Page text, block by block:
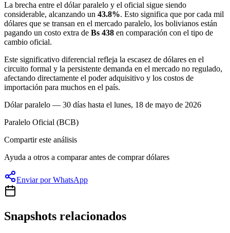
La brecha entre el dólar paralelo y el oficial sigue siendo
considerable, alcanzando un 43.8%. Esto significa que por cada mil
dólares que se transan en el mercado paralelo, los bolivianos están
pagando un costo extra de Bs 438 en comparación con el tipo de
cambio oficial.
Este significativo diferencial refleja la escasez de dólares en el
circuito formal y la persistente demanda en el mercado no regulado,
afectando directamente el poder adquisitivo y los costos de
importación para muchos en el país.
Dólar paralelo — 30 días hasta el lunes, 18 de mayo de 2026
Paralelo Oficial (BCB)
Compartir este análisis
Ayuda a otros a comparar antes de comprar dólares
Enviar por WhatsApp
Snapshots relacionados